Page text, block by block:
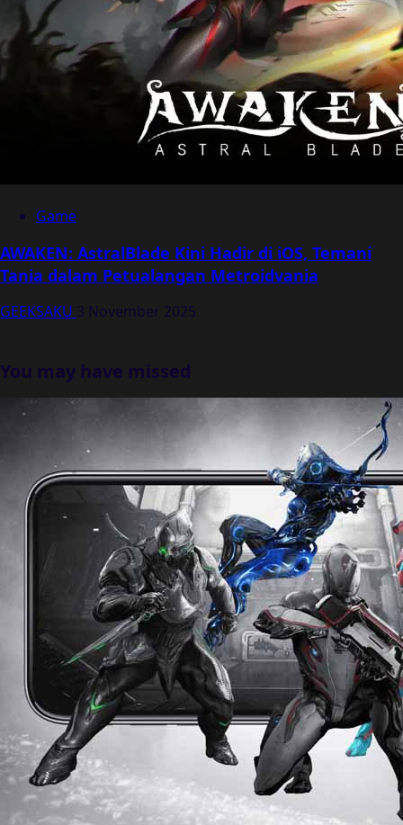
Game
AWAKEN: AstralBlade Kini Hadir di iOS, Temani
Tania dalam Petualangan Metroidvania
GEEKSAKU 3 November 2025
You may have missed